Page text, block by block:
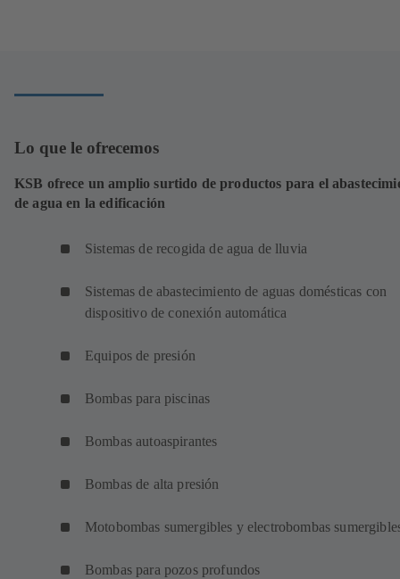
Lo que le ofrecemos
KSB ofrece un amplio surtido de productos para el
de agua en la edificación
Sistemas de recogida de agua de lluvia
Sistemas de abastecimiento de aguas domésticas con
dispositivo de conexión automática
Equipos de presión
Bombas para piscinas
Bombas autoaspirantes
Bombas de alta presión
Motobombas sumergibles y electrobombas
Bombas para pozos profundos